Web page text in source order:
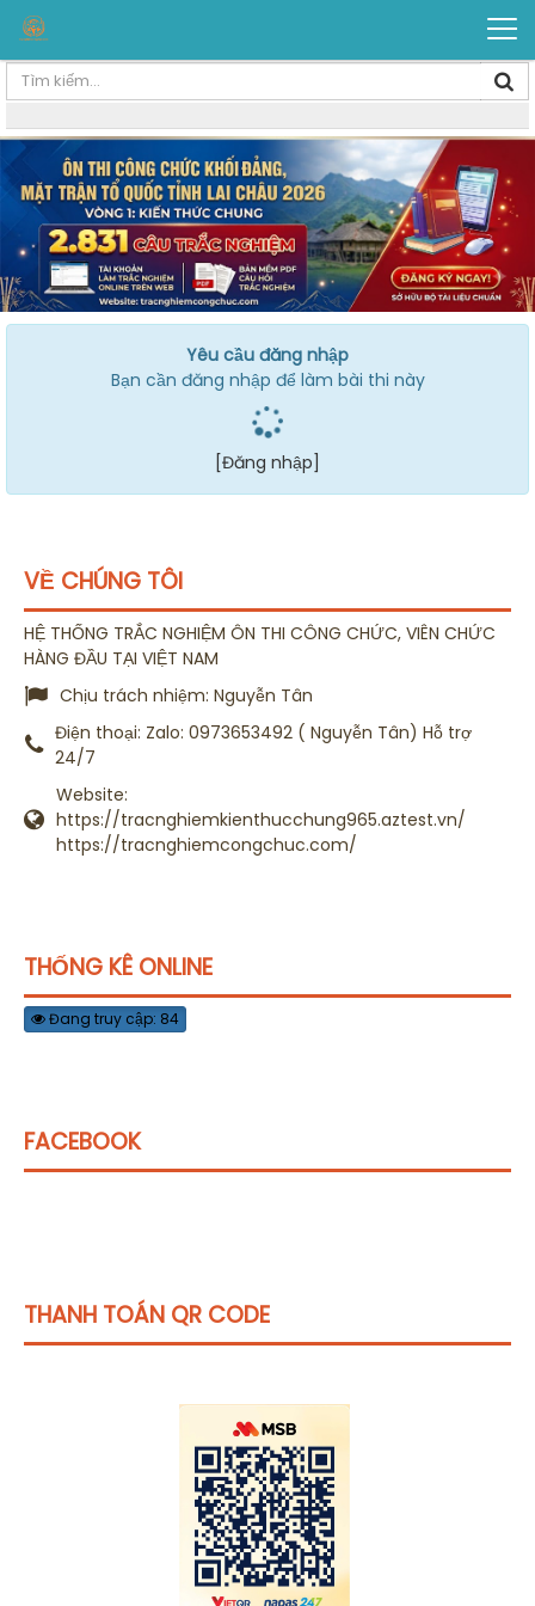
Yêu cầu đăng nhập
Bạn cần đăng nhập để làm bài thi này
[Đăng nhập]
VỀ CHÚNG TÔI
HỆ THỐNG TRẮC NGHIỆM ÔN THI CÔNG CHỨC, VIÊN CHỨC
HÀNG ĐẦU TẠI VIỆT NAM
Chịu trách nhiệm: Nguyễn Tân
Điện thoại: Zalo: 0973653492 ( Nguyễn Tân) Hỗ trợ
24/7
Website:
https://tracnghiemkienthucchung965.aztest.vn/
https://tracnghiemcongchuc.com/
THỐNG KÊ ONLINE
Đang truy cập: 84
FACEBOOK
THANH TOÁN QR CODE